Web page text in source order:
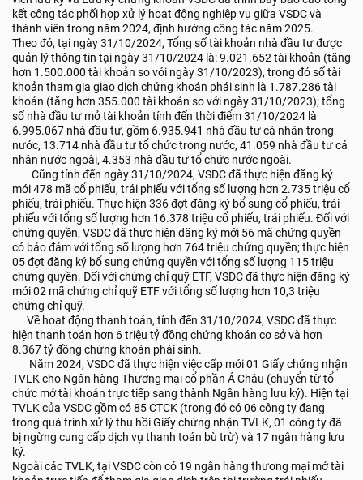
kết công tác phối hợp xử lý hoạt động nghiệp vụ giữa VSDC và
thành viên trong năm 2024, định hướng công tác năm 2025.
Theo đó, tại ngày 31/10/2024, Tổng số tài khoản nhà đầu tư được
quản lý thông tin tại ngày 31/10/2024 là: 9.021.652 tài khoản (tăng
hơn 1.500.000 tài khoản so với ngày 31/10/2023), trong đó số tài
khoản tham gia giao dịch chứng khoán phái sinh là 1.787.286 tài
khoản (tăng hơn 355.000 tài khoản so với ngày 31/10/2023); tổng
số nhà đầu tư mở tài khoản tính đến thời điểm 31/10/2024 là
6.995.067 nhà đầu tư, gồm 6.935.941 nhà đầu tư cá nhân trong
nước, 13.714 nhà đầu tư tổ chức trong nước, 41.059 nhà đầu tư cá
nhân nước ngoài, 4.353 nhà đầu tư tổ chức nước ngoài.
Cũng tính đến ngày 31/10/2024, VSDC đã thực hiện đăng ký
mới 478 mã cổ phiếu, trái phiếu với tổng số lượng hơn 2.735 triệu cổ
phiếu, trái phiếu. Thực hiện 336 đợt đăng ký bổ sung cổ phiếu, trái
phiếu với tổng số lượng hơn 16.378 triệu cổ phiếu, trái phiếu. Đối với
chứng quyền, VSDC đã thực hiện đăng ký mới 56 mã chứng quyền
có bảo đảm với tổng số lượng hơn 764 triệu chứng quyền; thực hiện
05 đợt đăng ký bổ sung chứng quyền với tổng số lượng 115 triệu
chứng quyền. Đối với chứng chỉ quỹ ETF, VSDC đã thực hiện đăng ký
mới 02 mã chứng chỉ quỹ ETF với tổng số lượng hơn 10,3 triệu
chứng chỉ quỹ.
Về hoạt động thanh toán, tính đến 31/10/2024, VSDC đã thực
hiện thanh toán hơn 6 triệu tỷ đồng chứng khoán cơ sở và hơn
8.367 tỷ đồng chứng khoán phái sinh.
Năm 2024, VSDC đã thực hiện việc cấp mới 01 Giấy chứng nhận
TVLK cho Ngân hàng Thương mại cổ phần Á Châu (chuyển từ tổ
chức mở tài khoản trực tiếp sang thành Ngân hàng lưu ký). Hiện tại
TVLK của VSDC gồm có 85 CTCK (trong đó có 06 công ty đang
trong quá trình xử lý thu hồi Giấy chứng nhận TVLK, 01 công ty đã
bị ngừng cung cấp dịch vụ thanh toán bù trừ) và 17 ngân hàng lưu
ký.
Ngoài các TVLK, tại VSDC còn có 19 ngân hàng thương mại mở tài